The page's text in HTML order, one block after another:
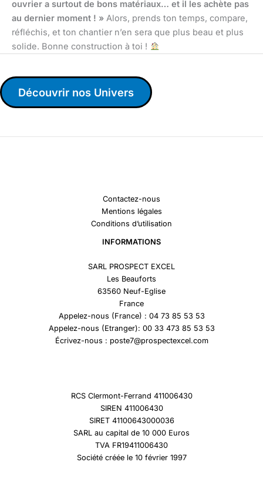
ouvrier a surtout de bons matériaux… et il les achète pas
au dernier moment ! » Alors, prends ton temps, compare,
réfléchis, et ton chantier n’en sera que plus beau et plus
solide. Bonne construction à toi !
Découvrir nos Univers
Contactez-nous
Mentions légales
Conditions d’utilisation
INFORMATIONS
SARL PROSPECT EXCEL
Les Beauforts
63560 Neuf-Eglise
France
Appelez-nous (France) : 04 73 85 53 53
Appelez-nous (Etranger): 00 33 473 85 53 53
Écrivez-nous : poste7@prospectexcel.com
RCS Clermont-Ferrand 411006430
SIREN 411006430
SIRET 41100643000036
SARL au capital de 10 000 Euros
TVA FR19411006430
Société créée le 10 février 1997